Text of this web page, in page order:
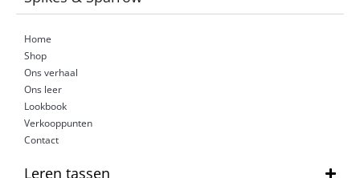
Home
Shop
Ons verhaal
Ons leer
Lookbook
Verkooppunten
Contact
Leren tassen